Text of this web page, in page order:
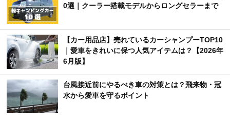
0選｜クーラー搭載モデルからロングセラーまで
【カー用品店】売れているカーシャンプーTOP10
｜愛車をきれいに保つ人気アイテムは？【2026年
6月版】
台風接近前にやるべき車の対策とは？飛来物・冠
水から愛車を守るポイント